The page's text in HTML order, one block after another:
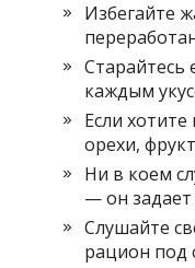
Избегайте
Старайтесь
каждым
Если
орехи,
Ни в коем
— он
Слушайте
рацион под